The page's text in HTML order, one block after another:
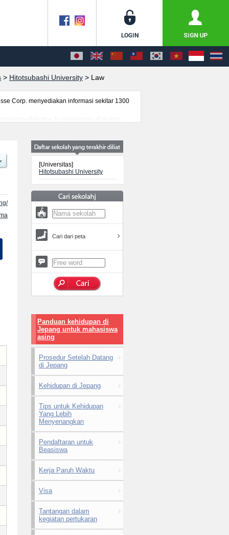
> Hitotsubashi University > Law
Corp. menyediakan informasi sekitar 1300
[Universitas]
Hitotsubashi University
Cari dari peta
Panduan kehidupan di
Jepang untuk mahasiswa
asing
Prosedur Setelah Datang
di Jepang
Kehidupan di Jepang
Tips untuk Kehidupan
Yang Lebih
Menyenangkan
Pendaftaran untuk
Beasiswa
Kerja Paruh Waktu
Visa
Tantangan dalam
kegiatan pertukaran